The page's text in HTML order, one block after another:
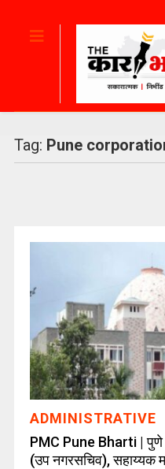
Tag: Pune
ADMINISTRATIVE
PMC Pune Bharti | पुणे
(उप नगरसचिव), सहाय्यक